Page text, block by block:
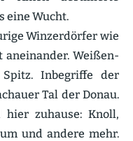
eine Wucht.
Winzer­dörfer wie
anein­ander. Weißen­
Spitz. Inbegriffe der
Tal der Donau.
zuhause: Knoll,
und andere mehr.